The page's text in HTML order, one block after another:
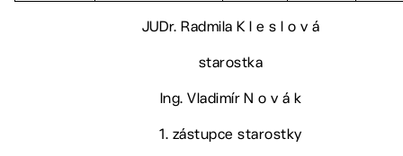
JUDr. Radmila K l e s l o v á
starostka
Ing. Vladimír N o v á k
1. zástupce starostky